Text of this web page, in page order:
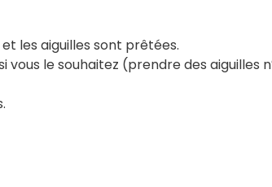
les aiguilles sont prêtées.
le souhaitez (prendre des aiguilles